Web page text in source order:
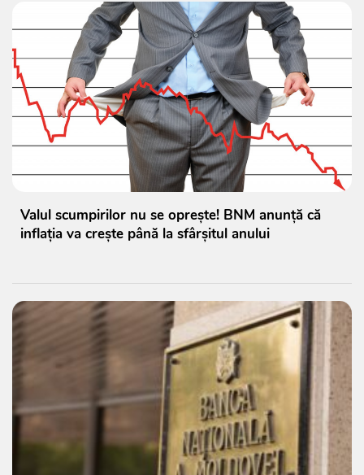
Valul scumpirilor nu se oprește! BNM anunță că
inflația va crește până la sfârșitul anului